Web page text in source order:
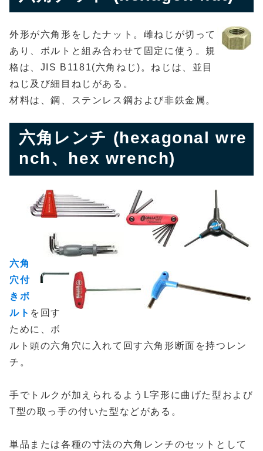
外形が六角形をしたナット。雌ねじが切って
あり、ボルトと組み合わせて固定に使う。規
格は、JIS B1181(六角ねじ)。ねじは、並目
ねじ及び細目ねじがある。
材料は、鋼、ステンレス鋼および非鉄金属。
六角レンチ (hexagonal wre
nch、hex wrench)
六角
穴付
きボ
ルト を回す
ために、ボ
ルト頭の六角穴に入れて回す六角形断面を持つレン
チ。
手でトルクが加えられるようL字形に曲げた型および
T型の取っ手の付いた型などがある。
単品または各種の寸法の六角レンチのセットとして